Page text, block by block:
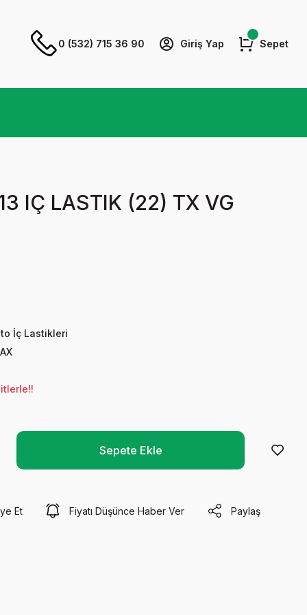
0 (532) 715 36 90 Giriş Yap Sepet
IÇ LASTIK (22) TX VG
İç Lastikleri
Sepete Ekle
Et Fiyatı Düşünce Haber Ver Paylaş